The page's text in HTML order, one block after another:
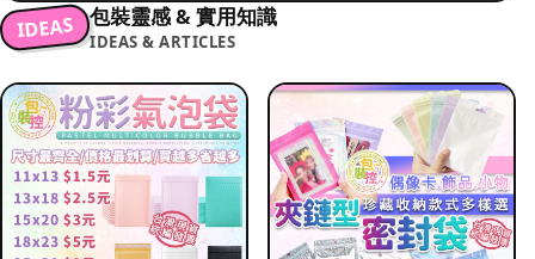
IDEAS 包裝靈感 & 實用知識
IDEAS & ARTICLES